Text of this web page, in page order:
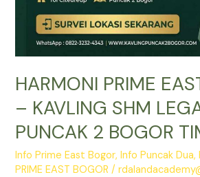
HARMONI PRIME
– KAVLING SHM
PUNCAK 2 BOGOR
Info Prime East Bogor,Info Puncak Dua,
PRIME EAST BOGOR /